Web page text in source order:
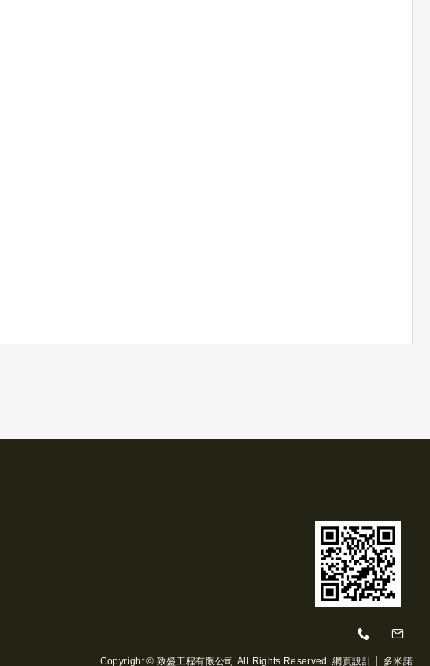
Copyright © 致盛工程有限公司 All Rights Reserved. 網頁設計│ 多米諾